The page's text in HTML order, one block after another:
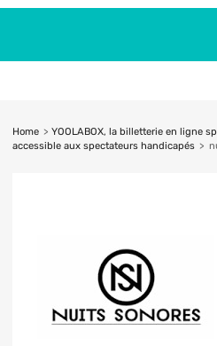
Home > YOOLABOX, la billetterie en ligne
accessible aux spectateurs handicapés >